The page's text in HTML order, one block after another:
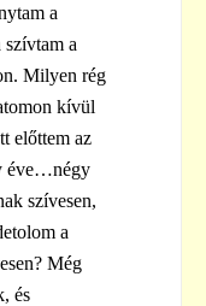
a
szívtam a
Milyen rég
kívül
előttem az
éve…négy
szívesen,
a
Még
és